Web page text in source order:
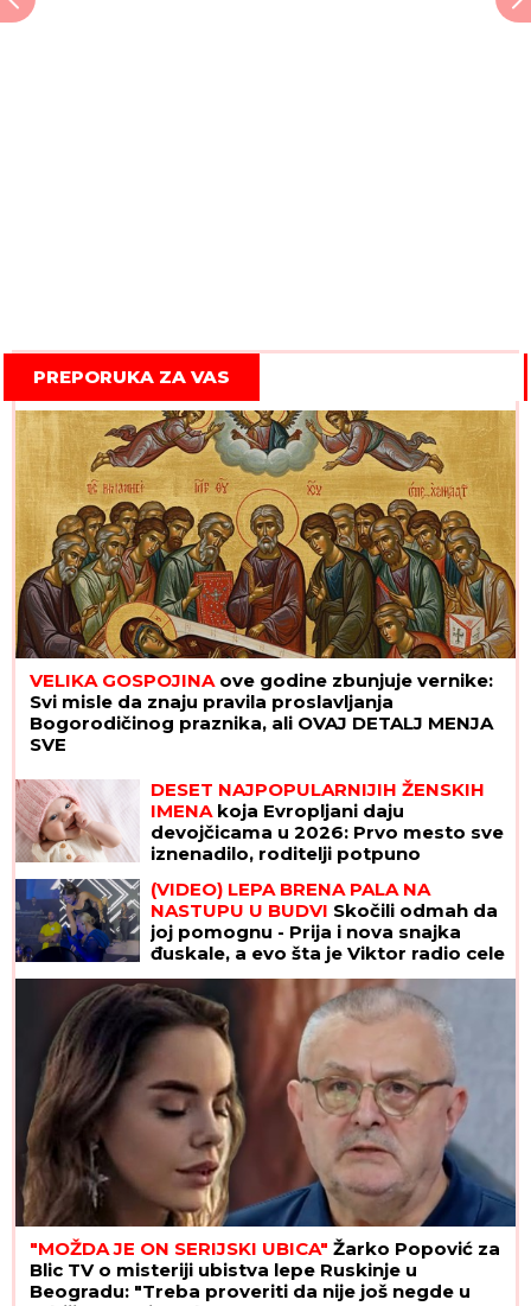
PREPORUKA ZA VAS
VELIKA GOSPOJINA ove godine zbunjuje vernike:
Svi misle da znaju pravila proslavljanja
Bogorodičinog praznika, ali OVAJ DETALJ MENJA
SVE
DESET NAJPOPULARNIJIH ŽENSKIH
IMENA koja Evropljani daju
devojčicama u 2026: Prvo mesto sve
iznenadilo, roditelji potpuno
(VIDEO) LEPA BRENA PALA NA
NASTUPU U BUDVI Skočili odmah da
joj pomognu - Prija i nova snajka
đuskale, a evo šta je Viktor radio cele
noći
"MOŽDA JE ON SERIJSKI UBICA" Žarko Popović za
Blic TV o misteriji ubistva lepe Ruskinje u
Beogradu: "Treba proveriti da nije još negde u